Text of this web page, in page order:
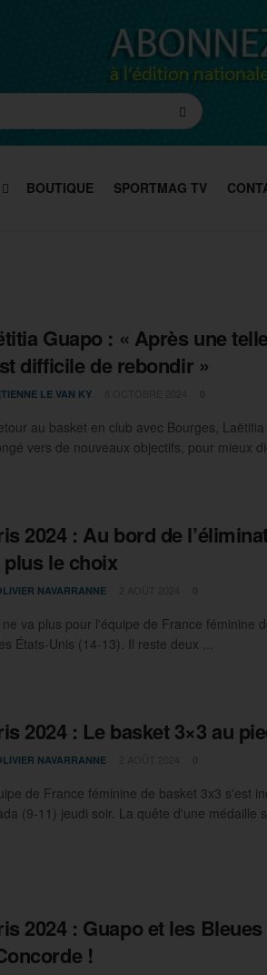
BOUTIQUE SPORTMAG TV
Guapo : « Après une
difficile de rebondir »
LE VAN KY
au basket en club avec Bourges,
vers de nouveaux objectifs, pour mieux
2024 : Au bord de
plus le choix
NAVARRANNE
ne va plus pour l'équipe de France féminine
États-Unis (14-13). Il reste deux ...
2024 : Le basket 3×3 au
NAVARRANNE
de France féminine de basket 3x3 s'est
(9-11) jeudi soir. La quête d'une médaille
2024 : Guapo et les
!